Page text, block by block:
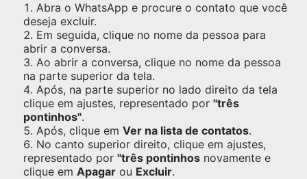
Abra o WhatsApp e procure o contato que você
deseja excluir.
Em seguida, clique no nome da pessoa para
abrir a conversa.
Ao abrir a conversa, clique no nome da pessoa
na parte superior da tela.
Após, na parte superior no lado direito da tela
clique em ajustes, representado por "três
pontinhos".
Após, clique em Ver na lista de contatos.
No canto superior direito, clique em ajustes,
representado por "três pontinhos novamente e
clique em Apagar ou Excluir.